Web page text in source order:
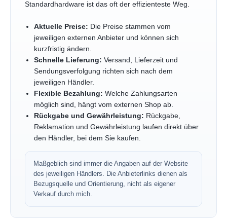
Standardhardware ist das oft der effizienteste Weg.
Aktuelle Preise: Die Preise stammen vom
jeweiligen externen Anbieter und können sich
kurzfristig ändern.
Schnelle Lieferung: Versand, Lieferzeit und
Sendungsverfolgung richten sich nach dem
jeweiligen Händler.
Flexible Bezahlung: Welche Zahlungsarten
möglich sind, hängt vom externen Shop ab.
Rückgabe und Gewährleistung: Rückgabe,
Reklamation und Gewährleistung laufen direkt über
den Händler, bei dem Sie kaufen.
Maßgeblich sind immer die Angaben auf der Website
des jeweiligen Händlers. Die Anbieterlinks dienen als
Bezugsquelle und Orientierung, nicht als eigener
Verkauf durch mich.